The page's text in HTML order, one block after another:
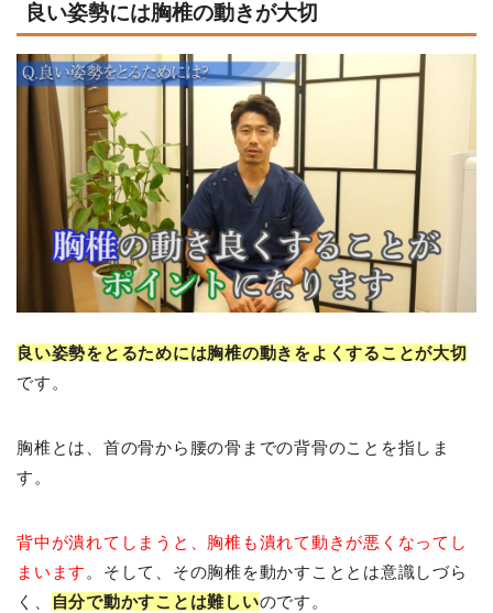
良い姿勢には胸椎の動きが大切
良い姿勢をとるためには胸椎の動きをよくすることが大切
です。
胸椎とは、首の骨から腰の骨までの背骨のことを指しま
す。
背中が潰れてしまうと、胸椎も潰れて動きが悪くなってし
まいます 。そして、その胸椎を動かすこととは意識しづら
く、
自分で動かすことは難しいのです。